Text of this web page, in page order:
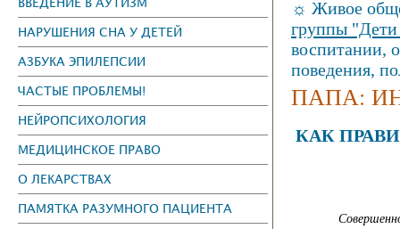
НАРУШЕНИЯ СНА У ДЕТЕЙ
АЗБУКА ЭПИЛЕПСИИ
ЧАСТЫЕ ПРОБЛЕМЫ!
НЕЙРОПСИХОЛОГИЯ
МЕДИЦИНСКОЕ ПРАВО
О ЛЕКАРСТВАХ
ПАМЯТКА РАЗУМНОГО ПАЦИЕНТА
☼ Живое
группы
воспитании,
поведения,
ПАПА:
КАК